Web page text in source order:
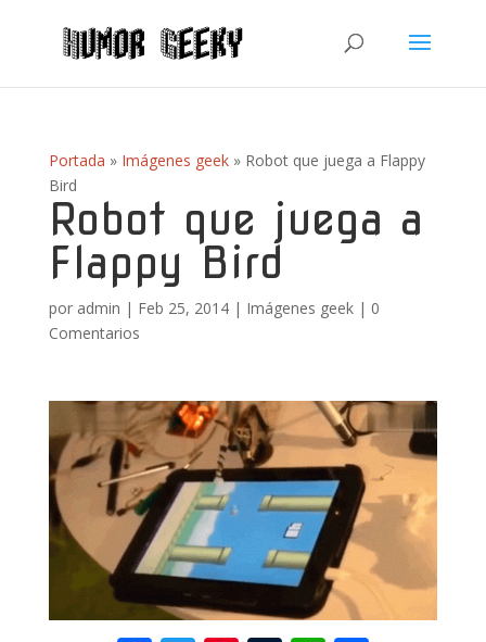
Portada » Imágenes geek» Robot que juega a Flappy
Bird
Robot que juega a
Flappy Bird
por admin | Feb 25, 2014| Imágenes geek| 0
Comentarios